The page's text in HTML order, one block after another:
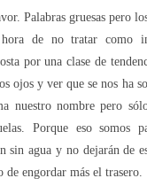
Palabras gruesas pero
de no tratar como
por una clase de
ojos y ver que se nos ha
nuestro nombre pero
Porque eso somos
sin agua y no dejarán de
de engordar más el trasero.